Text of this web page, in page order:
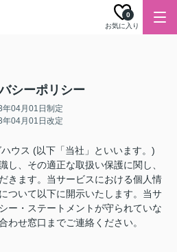
お気に入り
0
シーポリシー
年04月01日制定
年04月01日改定
ウス (以下「当社」といいます。)
し、その適正な取扱い保護に関し、
きます。当サービスにおける個人情
ついて以下に開示いたします。当サ
ー・ステートメントが守られていな
わせ窓口までご連絡ください。